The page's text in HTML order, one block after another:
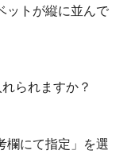
ットが縦に並んで
られますか？
欄にて指定」を選